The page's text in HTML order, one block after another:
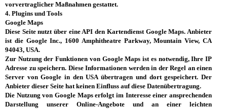
vorvertraglicher Maßnahmen gestattet.
4. Plugins und Tools
Google Maps
Diese Seite nutzt über eine API den Kartendienst Google Maps. Anbieter
ist die Google Inc., 1600 Amphitheatre Parkway, Mountain View, CA
94043, USA.
Zur Nutzung der Funktionen von Google Maps ist es notwendig, Ihre IP
Adresse zu speichern. Diese Informationen werden in der Regel an einen
Server von Google in den USA übertragen und dort gespeichert. Der
Anbieter dieser Seite hat keinen Einfluss auf diese Datenübertragung.
Die Nutzung von Google Maps erfolgt im Interesse einer ansprechenden
Darstellung unserer Online-Angebote und an einer leichten